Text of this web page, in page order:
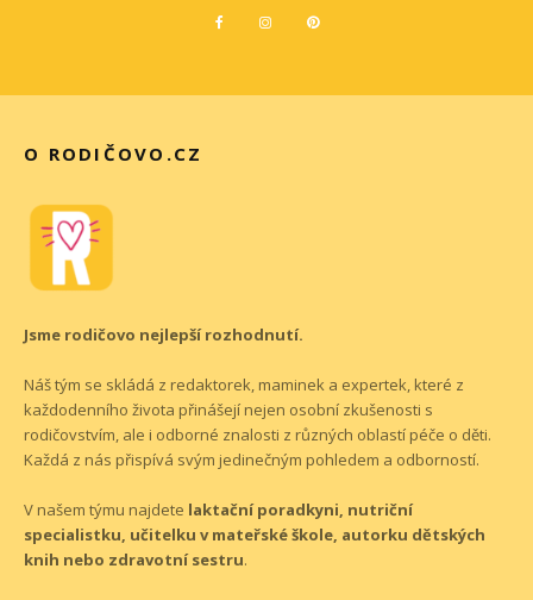
O RODIČOVO.CZ
Jsme rodičovo nejlepší rozhodnutí.
Náš tým se skládá z redaktorek, maminek a expertek, které z
každodenního života přinášejí nejen osobní zkušenosti s
rodičovstvím, ale i odborné znalosti z různých oblastí péče o děti.
Každá z nás přispívá svým jedinečným pohledem a odborností.
V našem týmu najdete laktační poradkyni, nutriční
specialistku, učitelku v mateřské škole, autorku dětských
knih nebo zdravotní sestru.